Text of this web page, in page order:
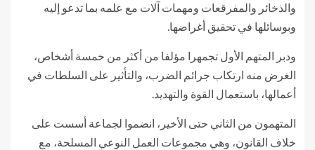
والذخائر والمفرقعات ومهمات آلات مع علمه بما تدعو إليه
وبوسائلها في تحقيق أغراضها.
ودبر المتهم الأول تجمهرا مؤلفا من أكثر من خمسة أشخاص،
الغرض منه ارتكاب جرائم الضرب، والتأثير على السلطات في
أعمالها، باستعمال القوة والتهديد.
المتهمون من الثاني حتى الأخير، انضموا لجماعة أسست على
خلاف القانون، وهي مجموعات العمل النوعي المسلحة، مع